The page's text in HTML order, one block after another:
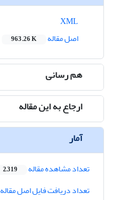
اصل مقاله
963.26 K
هم رسانی
ارجاع به این مقاله
آمار
تعداد مشاهده مقاله 2,319
تعداد دریافت فایل اصل مقاله